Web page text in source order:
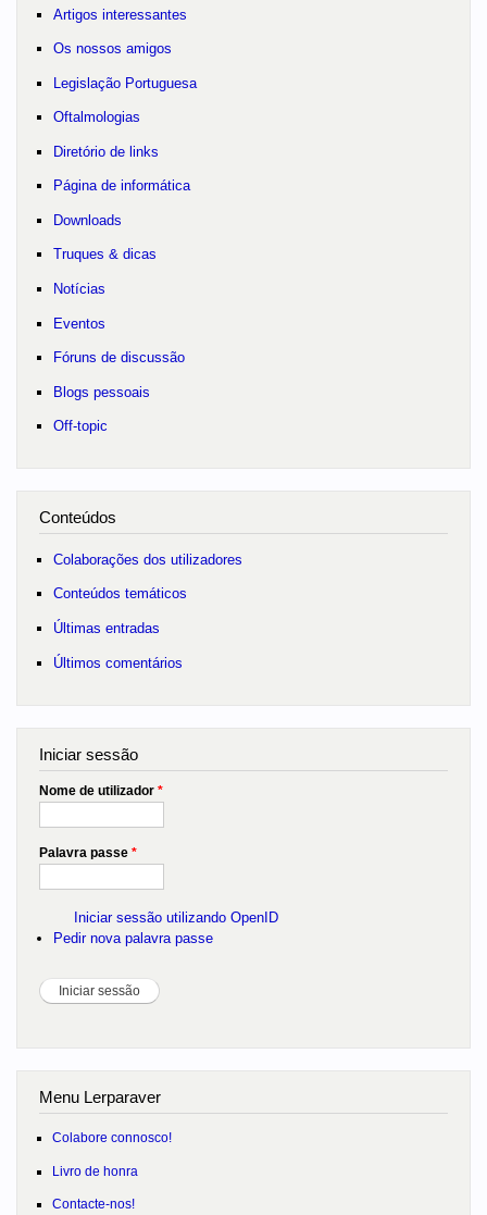
Artigos interessantes
Os nossos amigos
Legislação Portuguesa
Oftalmologias
Diretório de links
Página de informática
Downloads
Truques & dicas
Notícias
Eventos
Fóruns de discussão
Blogs pessoais
Off-topic
Conteúdos
Colaborações dos utilizadores
Conteúdos temáticos
Últimas entradas
Últimos comentários
Iniciar sessão
Nome de utilizador *
Palavra passe *
Iniciar sessão utilizando OpenID
Pedir nova palavra passe
Menu Lerparaver
Colabore connosco!
Livro de honra
Contacte-nos!